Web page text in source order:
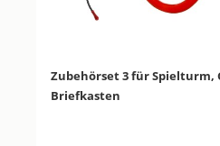
Zubehörset 3 für Spielturm,
Briefkasten